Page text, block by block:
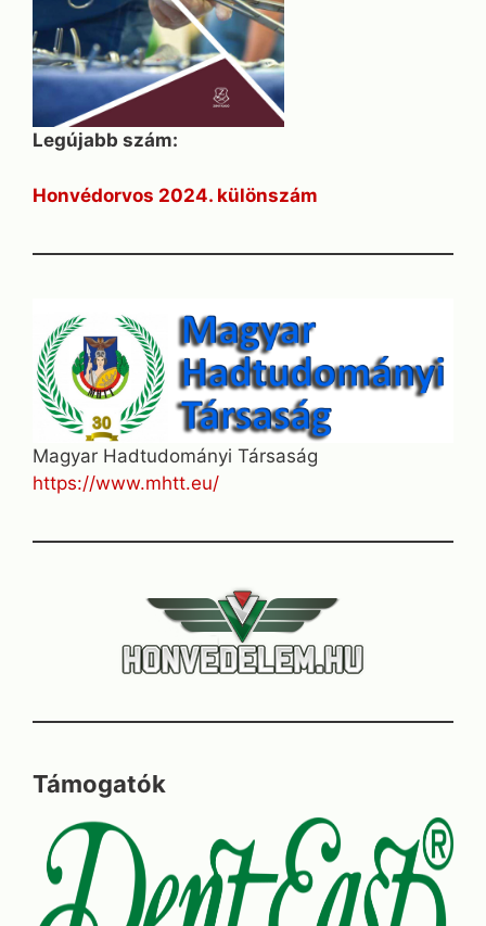
Legújabb szám:
Honvédorvos 2024. különszám
Magyar Hadtudományi Társaság
https://www.mhtt.eu/
Támogatók